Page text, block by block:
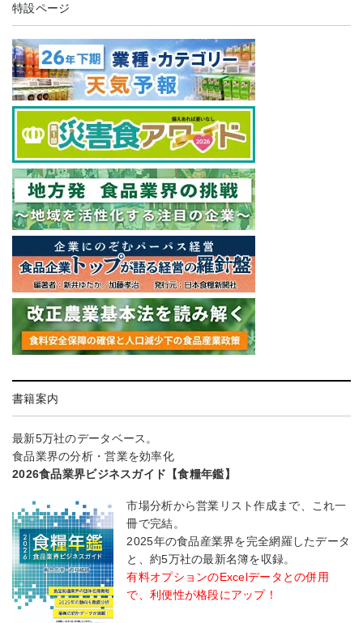
特設ページ
書籍案内
最新5万社のデータベース。
食品業界の分析・営業を効率化
2026食品業界ビジネスガイド【食糧年鑑】
市場分析から営業リスト作成まで、これ一
冊で完結。
2025年の食品産業界を完全網羅したデータ
と、約5万社の最新名簿を収録。
有料オプションのExcelデータとの併用
で、利便性が格段にアップ！